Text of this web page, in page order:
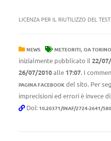
LICENZA PER IL RIUTILIZZO DEL
NEWS METEORITI, OA TORINO
inizialmente pubblicato il 22/
26/07/2010alle 17:07. I
PAGINA FACEBOOK del sito. Per
imprecisioni ed errori è invece
Doi: 10.20371/INAF/2724-2641/